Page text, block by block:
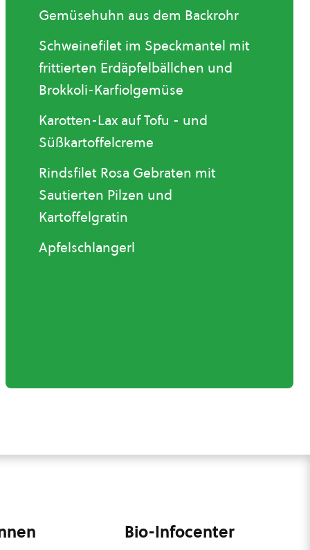
Gemüsehuhn aus dem Backrohr
Schweinefilet im Speckmantel mit
frittierten Erdäpfelbällchen und
Brokkoli-Karfiolgemüse
Karotten-Lax auf Tofu - und
Süßkartoffelcreme
Rindsfilet Rosa Gebraten mit
Sautierten Pilzen und
Kartoffelgratin
Apfelschlangerl
Bio-Infocenter